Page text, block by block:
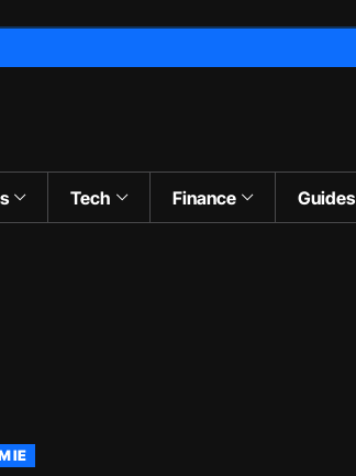
Tech Finance Guides